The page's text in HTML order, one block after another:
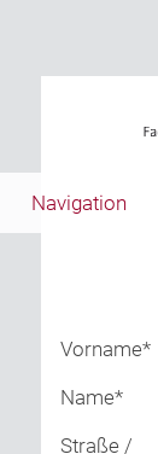
Navigation
Vorname*
Name*
Straße /